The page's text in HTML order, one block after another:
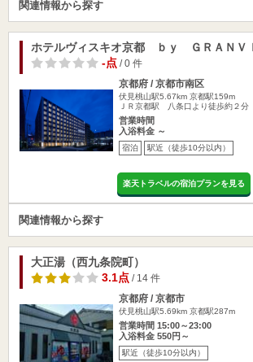
関連情報から探す
ホテルヴィスキオ京都 ｂｙ ＧＲＡＮＶ
-点/ 0 件
京都府 / 京都市南区
伏見桃山駅5.67km 京都駅159m
ＪＲ京都駅 八条口より徒歩約２分
営業時間
入浴料金 ～
宿泊 駅近（徒歩10分以内）
楽天トラベルの宿泊プランを見る
関連情報から探す
大正湯（西九条院町）
3.1点/ 14 件
京都府 / 京都市
伏見桃山駅5.69km 京都駅287m
営業時間 15:00～23:00
入浴料金 550円～
駅近（徒歩10分以内）